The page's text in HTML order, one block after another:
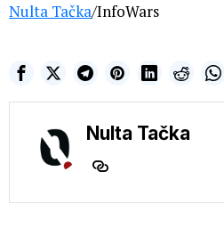
Nulta Tačka/InfoWars
Nulta Tačka